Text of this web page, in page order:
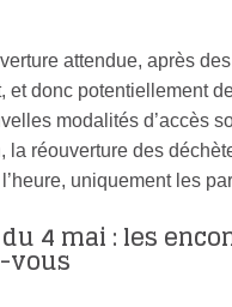
attendue, après
et donc potentiellement
modalités d’accès
la réouverture des
uniquement les
4 mai : les
vous